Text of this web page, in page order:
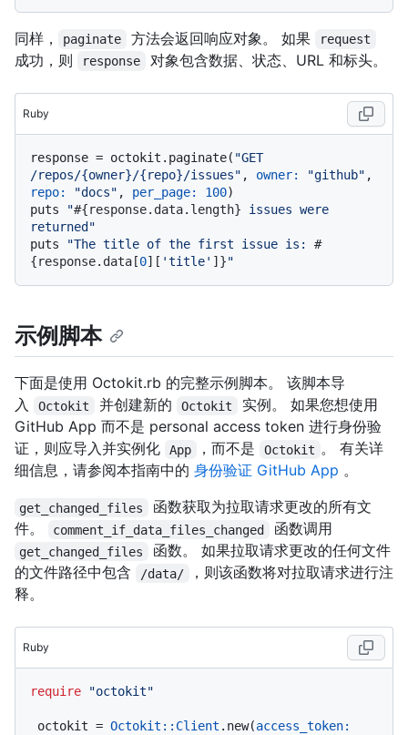
同样， paginate 方法会返回响应对象。 如果 request
成功，则 response 对象包含数据、状态、URL 和标头。
Ruby
response = octokit.paginate( "GET
/repos/{owner}/{repo}/issues" , owner: "github"
repo:
"docs" , per_page: 100)
puts
"#{response.data.length} issues were
returned"
puts
"The title of the first issue is: #
{response.data[0][ 'title' ]}"
示例脚本
下面是使用 Octokit.rb 的完整示例脚本。 该脚本导
入
Octokit 并创建新的 Octokit
实例。 如果您想使用
GitHub App 而不是 personal access token 进行身份验
证，则应导入并实例化
App ，而不是 Octokit 。 有关详
细信息，请参阅本指南中的 身份验证 GitHub App 。
get_changed_files
函数获取为拉取请求更改的所有文
件。
comment_if_data_files_changed 函数调用
get_changed_files
函数。 如果拉取请求更改的任何文件
的文件路径中包含
/data/
，则该函数将对拉取请求进行注
释。
Ruby
require "octokit"
octokit = Octokit::Client .new(access_token: